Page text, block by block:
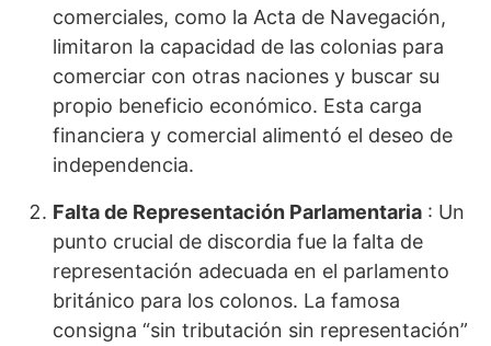
comerciales, como la Acta de Navegación,
limitaron la capacidad de las colonias para
comerciar con otras naciones y buscar su
propio beneficio económico. Esta carga
financiera y comercial alimentó el deseo de
independencia.
Falta de Representación Parlamentaria : Un
punto crucial de discordia fue la falta de
representación adecuada en el parlamento
británico para los colonos. La famosa
consigna “sin tributación sin representación”